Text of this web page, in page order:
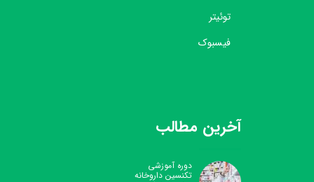
آخرین مطالب
دوره آموزشی
تکنسین داروخانه
توئیتر
فیسبوک